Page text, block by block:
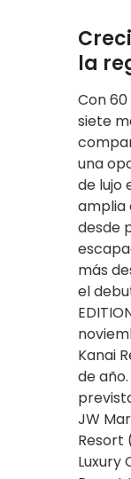
la
Con
siete
una
de lujo
amplia
desde
más
el
Kanai
de
JW
Resort
Luxury